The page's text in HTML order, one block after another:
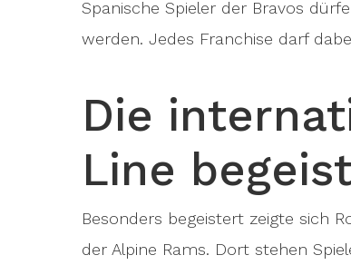
Spanische Spieler der Bravos
werden. Jedes Franchise darf
Die
Line
Besonders begeistert zeigte sich
der Alpine Rams. Dort stehen